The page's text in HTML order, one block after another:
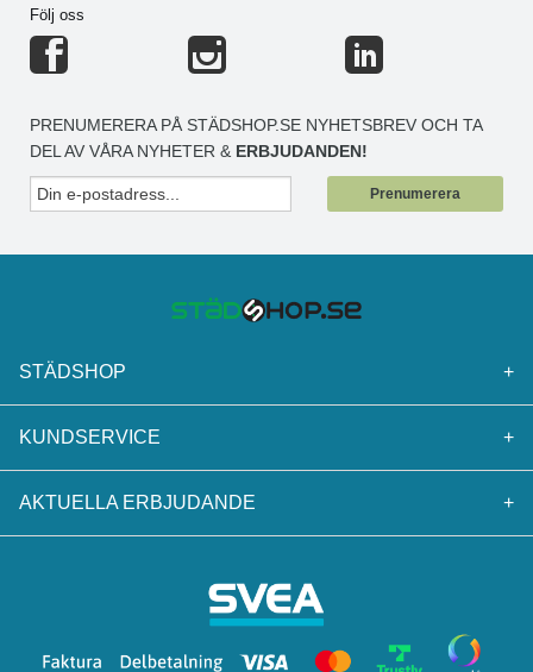
Följ oss
PRENUMERERA PÅ STÄDSHOP.SE NYHETSBREV OCH TA
DEL AV VÅRA NYHETER & ERBJUDANDEN!
Prenumerera
STÄDSHOP +
KUNDSERVICE +
AKTUELLA ERBJUDANDE +